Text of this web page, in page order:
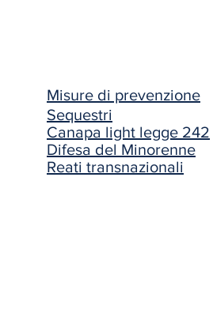
Misure di prevenzione
Sequestri
Canapa light legge 242
Difesa del Minorenne
Reati transnazionali